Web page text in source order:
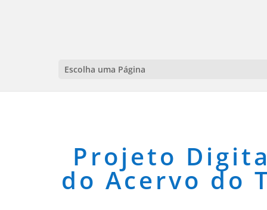
Escolha uma Página
Projeto
do Acervo do